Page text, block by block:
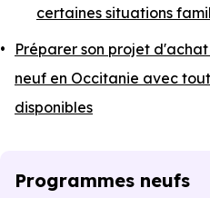
certaines situations
Préparer son projet
neuf en Occitanie avec
disponibles
Programmes neufs